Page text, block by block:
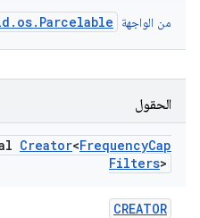
من الواجهة
الحقول
Creator<FrequencyCap
Filters>
CREATOR